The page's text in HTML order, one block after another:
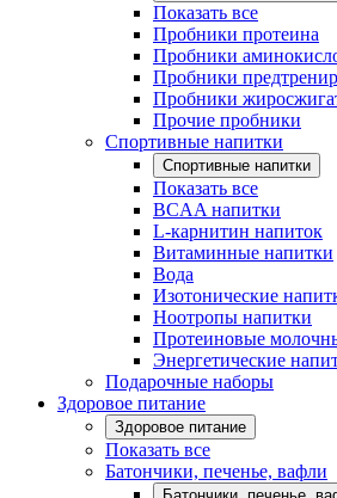
Показать все
Пробники протеина
Пробники
Пробники
Пробники
Прочие пробники
Спортивные напитки
Спортивные напитки
Показать все
BCAA напитки
L-карнитин напиток
Витаминные напитки
Вода
Изотонические
Ноотропы напитки
Протеиновые
Энергетические
Подарочные наборы
Здоровое питание
Здоровое питание
Показать все
Батончики, печенье, вафли